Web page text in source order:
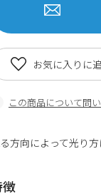
この商品について問
お気に入りに
方向によって光り